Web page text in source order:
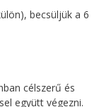
becsüljük a 6
célszerű és
együtt végezni.